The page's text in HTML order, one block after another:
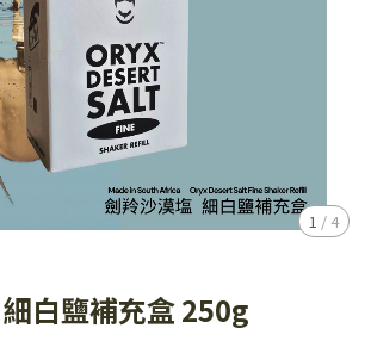
1 / 4
白鹽補充盒 250g